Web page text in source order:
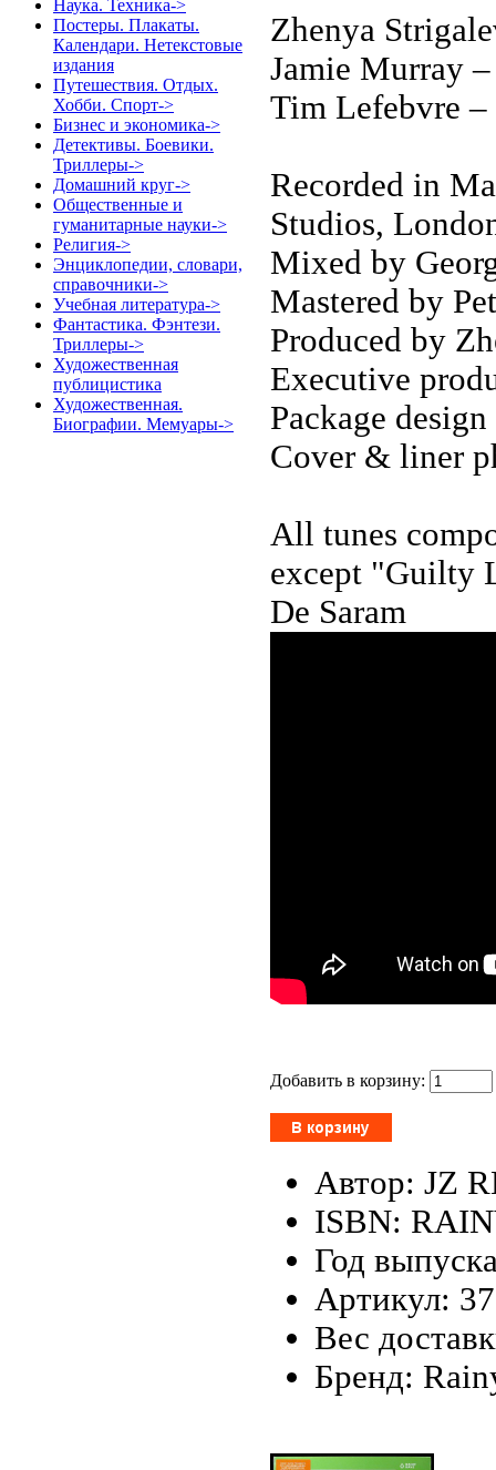
Наука. Техника->
Постеры. Плакаты.
Календари. Нетекстовые
издания
Путешествия. Отдых.
Хобби. Спорт->
Бизнес и экономика->
Детективы. Боевики.
Триллеры->
Домашний круг->
Общественные и
гуманитарные науки->
Религия->
Энциклопедии, словари,
справочники->
Учебная литература->
Фантастика. Фэнтези.
Триллеры->
Художественная
публицистика
Художественная.
Биографии. Мемуары->
Zhenya
Jamie Murray
Tim Lefebvre –
Recorded in
Studios,
Mixed by
Mastered by
Produced by
Executive
Package
Cover & liner
All tunes
except "Guilty
De Saram
Добавить в корзину:
Автор: JZ
ISBN:
Год
Артикул:
Вес
Бренд: